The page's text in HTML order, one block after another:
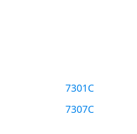
7301C
7307C